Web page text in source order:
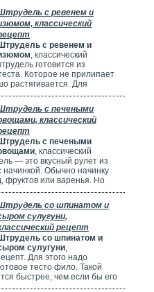
приготовить вкусный
с ревенем и
классический
с ревенем и
, классический
готовится из
Которое не прилипает
растягивается. Для
стебли ревеня. Они
кислый вкус и приятный
штрудель сочным и
добавить в начинку
или грушу. Если
посыпьте их ложкой
с печеными
классический
с печеными
, классический
— это вкусный рулет из
начинкой. Обычно начинку
фруктов или варенья. Но
и солёные начинки с
мясом или овощами. В этом
готовится из печёных
сладкого перца, зелени и
от времени года,
добавить баклажаны, сыр,
или даже свёклу. Если
с тестом, можно взять
тесто или тесто фило.
со шпинатом и
сулугуни,
рецепт
со шпинатом и
сулугуни,
Для этого надо
тесто фило. Такой
быстрее, чем если бы его
теста. Чтобы корочка